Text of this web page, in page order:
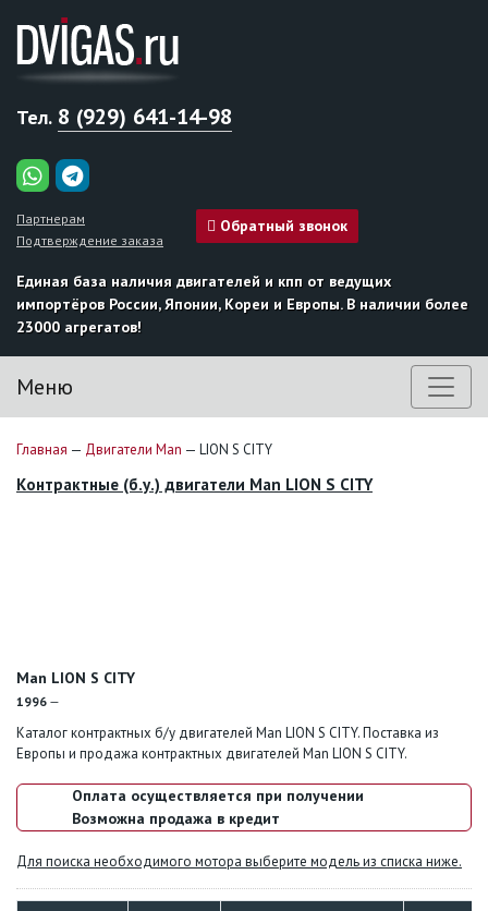
Тел. 8 (929) 641-14-98
Партнерам
Подтверждение заказа
Обратный звонок
Единая база наличия двигателей и кпп от ведущих
импортёров России, Японии, Кореи и Европы. В наличии более
23000 агрегатов!
Меню
Главная — Двигатели Man — LION S CITY
Контрактные (б.у.) двигатели Man LION S CITY
Man LION S CITY
1996 —
Каталог контрактных б/у двигателей Man LION S CITY. Поставка из
Европы и продажа контрактных двигателей Man LION S CITY.
Оплата осуществляется при получении
Возможна продажа в кредит
Для поиска необходимого мотора выберите модель из списка ниже.